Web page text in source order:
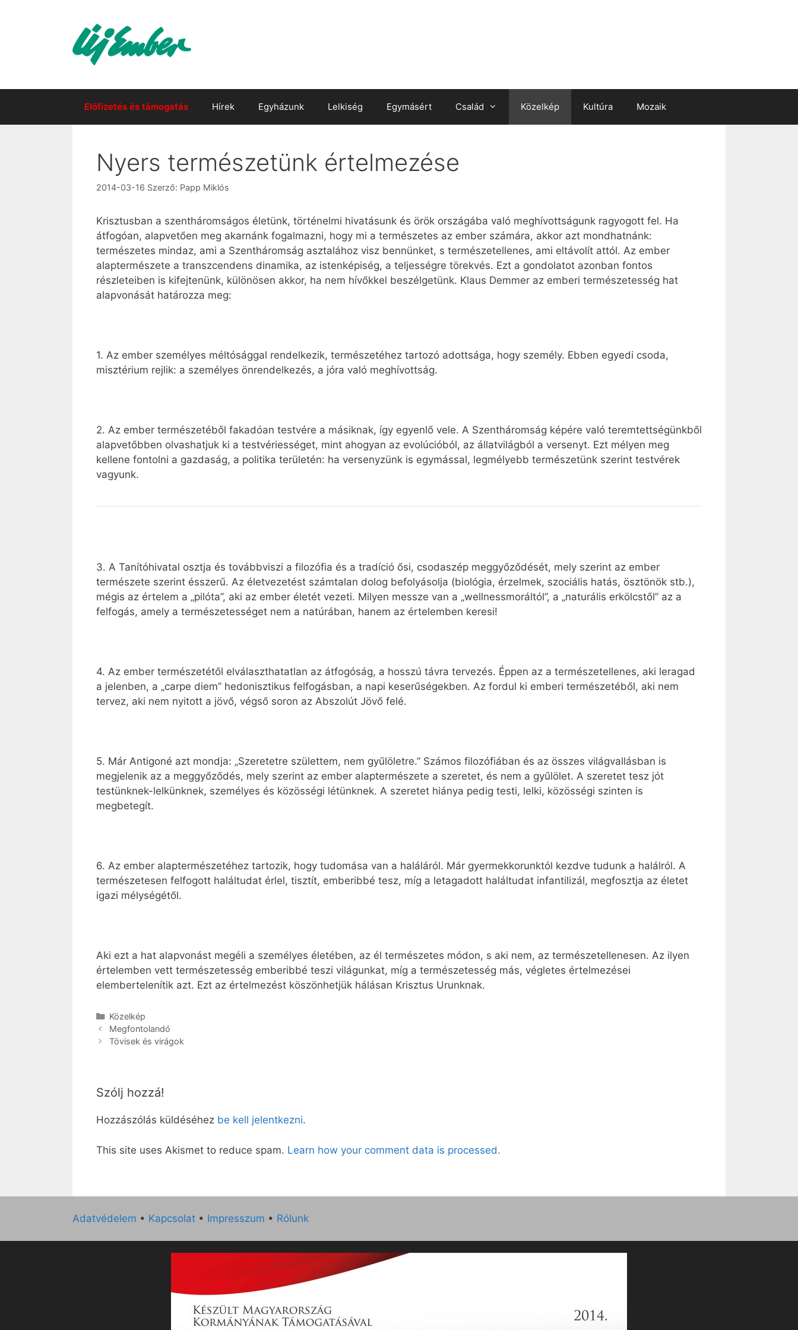
Előfizetés és támogatás Hírek Egyházunk Lelkiség Egymásért Család Közelkép Kultúra Mozaik
Nyers természetünk értelmezése
2014-03-16 Szerző: Papp Miklós
Krisztusban a szentháromságos életünk, történelmi hivatásunk és örök országába való meghívottságunk ragyogott fel. Ha
átfogóan, alapvetően meg akarnánk fogalmazni, hogy mi a természetes az ember számára, akkor azt mondhatnánk:
természetes mindaz, ami a Szentháromság asztalához visz bennünket, s természetellenes, ami eltávolít attól. Az ember
alaptermészete a transzcendens dinamika, az istenképiség, a teljességre törekvés. Ezt a gondolatot azonban fontos
részleteiben is kifejtenünk, különösen akkor, ha nem hívőkkel beszélgetünk. Klaus Demmer az emberi természetesség hat
alapvonását határozza meg:
1. Az ember személyes méltósággal rendelkezik, természetéhez tartozó adottsága, hogy személy. Ebben egyedi csoda,
misztérium rejlik: a személyes önrendelkezés, a jóra való meghívottság.
2. Az ember természetéből fakadóan testvére a másiknak, így egyenlő vele. A Szentháromság képére való teremtettségünkből
alapvetőbben olvashatjuk ki a testvériességet, mint ahogyan az evolúcióból, az állatvilágból a versenyt. Ezt mélyen meg
kellene fontolni a gazdaság, a politika területén: ha versenyzünk is egymással, legmélyebb természetünk szerint testvérek
vagyunk.
3. A Tanítóhivatal osztja és továbbviszi a filozófia és a tradíció ősi, csodaszép meggyőződését, mely szerint az ember
természete szerint ésszerű. Az életvezetést számtalan dolog befolyásolja (biológia, érzelmek, szociális hatás, ösztönök stb.),
mégis az értelem a „pilóta”, aki az ember életét vezeti. Milyen messze van a „wellnessmoráltól”, a „naturális erkölcstől” az a
felfogás, amely a természetességet nem a natúrában, hanem az értelemben keresi!
4. Az ember természetétől elválaszthatatlan az átfogóság, a hosszú távra tervezés. Éppen az a természetellenes, aki leragad
a jelenben, a „carpe diem” hedonisztikus felfogásban, a napi keserűségekben. Az fordul ki emberi természetéből, aki nem
tervez, aki nem nyitott a jövő, végső soron az Abszolút Jövő felé.
5. Már Antigoné azt mondja: „Szeretetre születtem, nem gyűlöletre.” Számos filozófiában és az összes világvallásban is
megjelenik az a meggyőződés, mely szerint az ember alaptermészete a szeretet, és nem a gyűlölet. A szeretet tesz jót
testünknek-lelkünknek, személyes és közösségi létünknek. A szeretet hiánya pedig testi, lelki, közösségi szinten is
megbetegít.
6. Az ember alaptermészetéhez tartozik, hogy tudomása van a haláláról. Már gyermekkorunktól kezdve tudunk a halálról. A
természetesen felfogott haláltudat érlel, tisztít, emberibbé tesz, míg a letagadott haláltudat infantilizál, megfosztja az életet
igazi mélységétől.
Aki ezt a hat alapvonást megéli a személyes életében, az él természetes módon, s aki nem, az természetellenesen. Az ilyen
értelemben vett természetesség emberibbé teszi világunkat, míg a természetesség más, végletes értelmezései
elembertelenítik azt. Ezt az értelmezést köszönhetjük hálásan Krisztus Urunknak.
Kategória
Közelkép
Megfontolandó
Tövisek és virágok
Szólj hozzá!
Hozzászólás küldéséhez be kell jelentkezni.
This site uses Akismet to reduce spam. Learn how your comment data is processed.
Adatvédelem • Kapcsolat • Impresszum • Rólunk